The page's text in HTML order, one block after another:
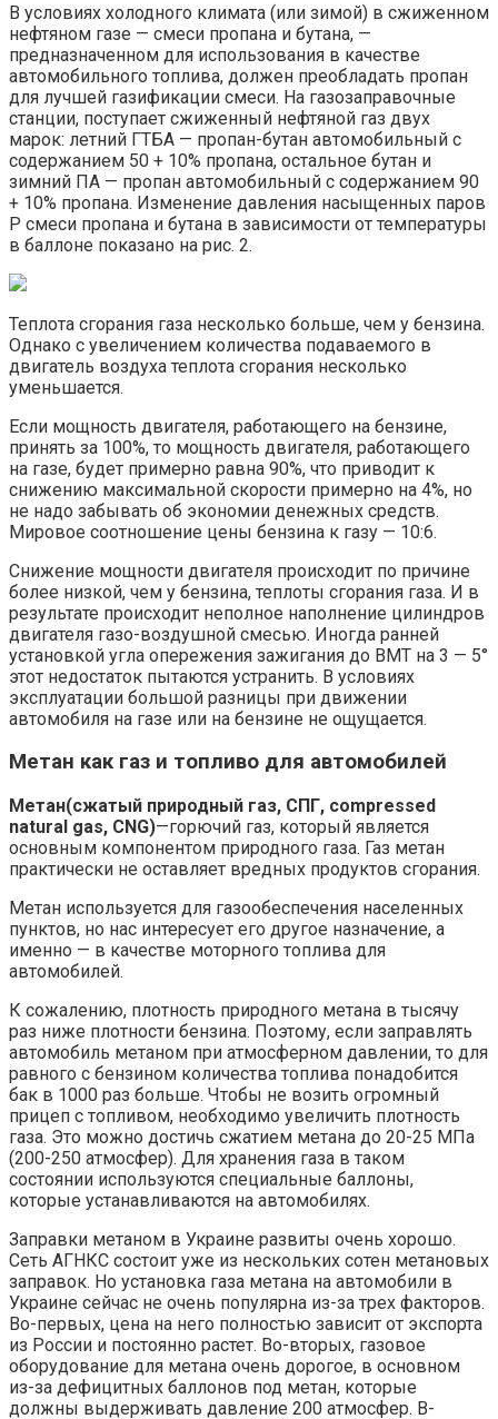
В условиях холодного климата (или зимой) в сжиженном
нефтяном газе — смеси пропана и бутана, —
предназначенном для использования в качестве
автомобильного топлива, должен преобладать пропан
для лучшей газификации смеси. На газозаправочные
станции, поступает сжиженный нефтяной газ двух
марок: летний ГТБА — пропан-бутан автомобильный с
содержанием 50 + 10% пропана, остальное бутан и
зимний ПА — пропан автомобильный с содержанием 90
+ 10% пропана. Изменение давления насыщенных паров
Р смеси пропана и бутана в зависимости от температуры
в баллоне показано на рис. 2.
Теплота сгорания газа несколько больше, чем у бензина.
Однако с увеличением количества подаваемого в
двигатель воздуха теплота сгорания несколько
уменьшается.
Если мощность двигателя, работающего на бензине,
принять за 100%, то мощность двигателя, работающего
на газе, будет примерно равна 90%, что приводит к
снижению максимальной скорости примерно на 4%, но
не надо забывать об экономии денежных средств.
Мировое соотношение цены бензина к газу — 10:6.
Снижение мощности двигателя происходит по причине
более низкой, чем у бензина, теплоты сгорания газа. И в
результате происходит неполное наполнение цилиндров
двигателя газо-воздушной смесью. Иногда ранней
установкой угла опережения зажигания до ВМТ на 3 — 5°
этот недостаток пытаются устранить. В условиях
эксплуатации большой разницы при движении
автомобиля на газе или на бензине не ощущается.
Метан как газ и топливо для автомобилей
Метан(сжатый природный газ, СПГ, сompressed
natural gas, CNG)—горючий газ, который является
основным компонентом природного газа. Газ метан
практически не оставляет вредных продуктов сгорания.
Метан используется для газообеспечения населенных
пунктов, но нас интересует его другое назначение, а
именно — в качестве моторного топлива для
автомобилей.
К сожалению, плотность природного метана в тысячу
раз ниже плотности бензина. Поэтому, если заправлять
автомобиль метаном при атмосферном давлении, то для
равного с бензином количества топлива понадобится
бак в 1000 раз больше. Чтобы не возить огромный
прицеп с топливом, необходимо увеличить плотность
газа. Это можно достичь сжатием метана до 20-25 МПа
(200-250 атмосфер). Для хранения газа в таком
состоянии используются специальные баллоны,
которые устанавливаются на автомобилях.
Заправки метаном в Украине развиты очень хорошо.
Сеть АГНКС состоит уже из нескольких сотен метановых
заправок. Но установка газа метана на автомобили в
Украине сейчас не очень популярна из-за трех факторов.
Во-первых, цена на него полностью зависит от экспорта
из России и постоянно растет. Во-вторых, газовое
оборудование для метана очень дорогое, в основном
из-за дефицитных баллонов под метан, которые
должны выдерживать давление 200 атмосфер. В-